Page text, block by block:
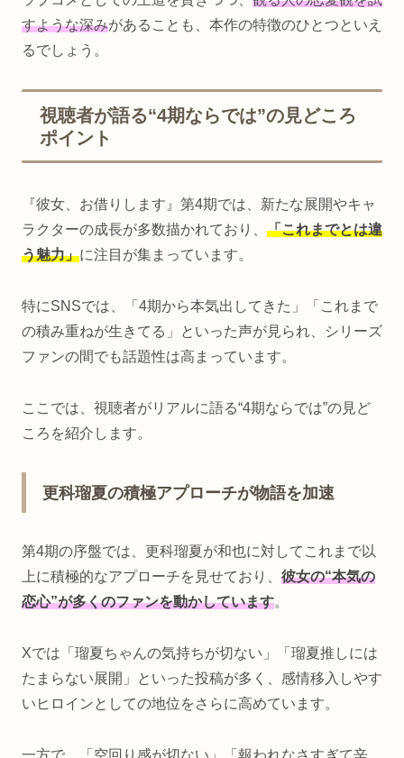
すような深みがあることも、本作の特徴のひとつといえ
るでしょう。
視聴者が語る“4期ならでは”の見どころ
ポイント
『彼女、お借りします』第4期では、新たな展開やキャ
ラクターの成長が多数描かれており、 「これまでとは違
う魅力」に注目が集まっています。
特にSNSでは、「4期から本気出してきた」「これまで
の積み重ねが生きてる」といった声が見られ、シリーズ
ファンの間でも話題性は高まっています。
ここでは、視聴者がリアルに語る“4期ならでは”の見ど
ころを紹介します。
更科瑠夏の積極アプローチが物語を加速
第4期の序盤では、更科瑠夏が和也に対してこれまで以
上に積極的なアプローチを見せており、 彼女の“本気の
恋心”が多くのファンを動かしています。
Xでは「瑠夏ちゃんの気持ちが切ない」「瑠夏推しには
たまらない展開」といった投稿が多く、感情移入しやす
いヒロインとしての地位をさらに高めています。
一方で、「空回り感が切ない」「報われなさすぎて辛